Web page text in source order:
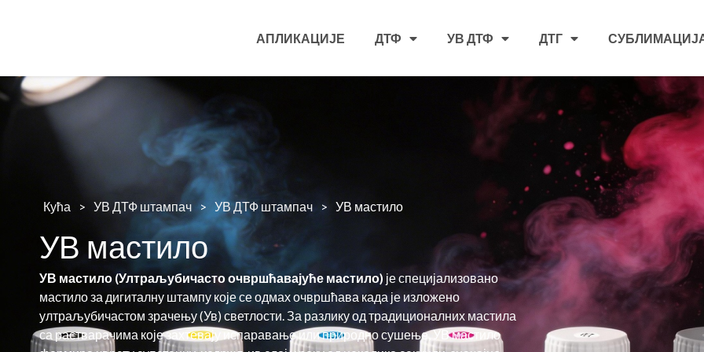
АПЛИКАЦИЈЕ ДТФ УВ ДТФ ДТГ
Кућа > УВ ДТФ штампач > УВ ДТФ штампач > УВ мастило
УВ мастило
УВ мастило (Ултраљубичасто очвршћавајуће мастило) је специјализовано
мастило за дигиталну штампу које се одмах очвршћава када је изложено
ултраљубичастом зрачењу (Ув) светлости. За разлику од традиционалних мастила
са растварачима које захтевају испаравање или природно сушење, УВ мастило